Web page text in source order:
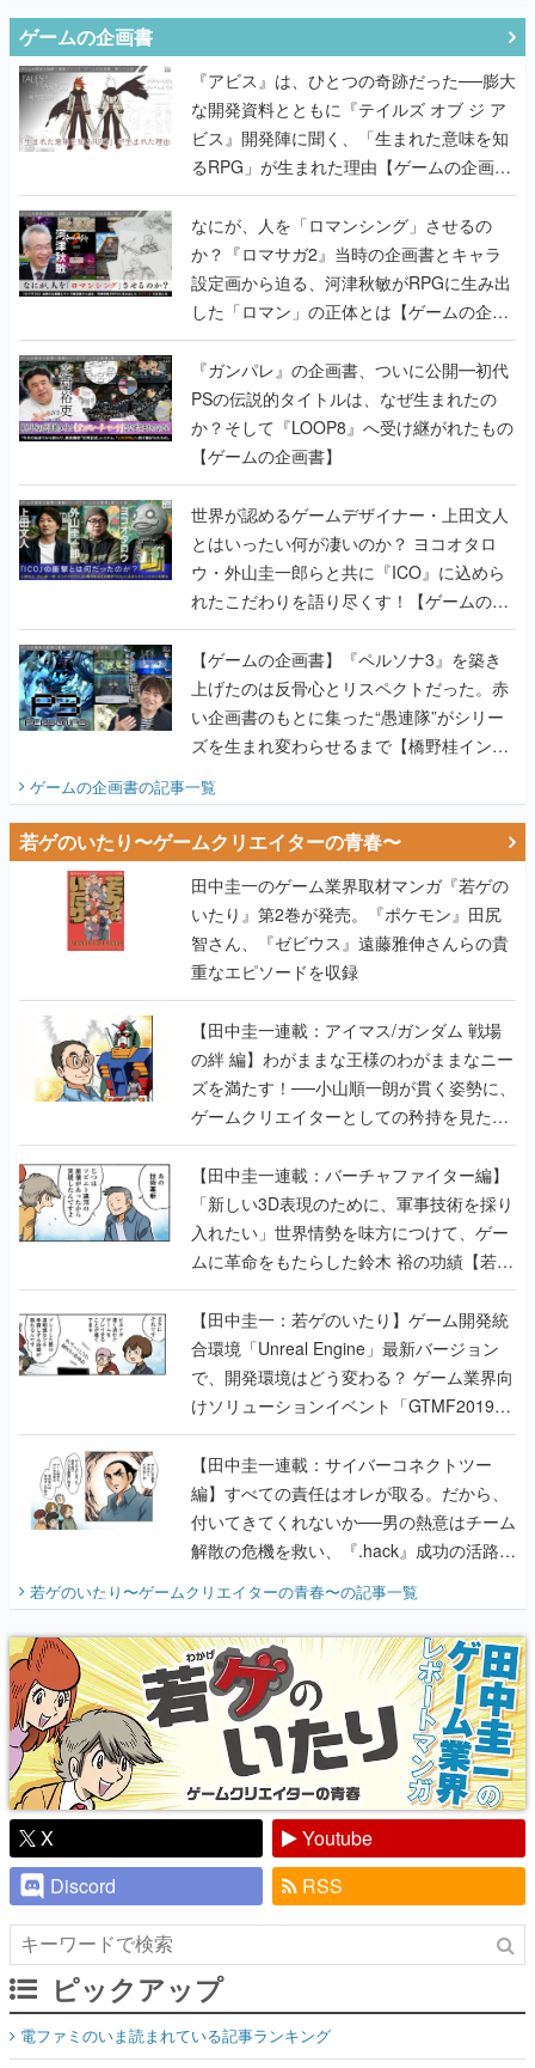
ゲームの企画書
『アビス』は、ひとつの奇跡だった──膨大
な開発資料とともに『テイルズ オブ ジ ア
ビス』開発陣に聞く、「生まれた意味を知
るRPG」が生まれた理由【ゲームの企画
書】
なにが、人を「ロマンシング」させるの
か？『ロマサガ2』当時の企画書とキャラ
設定画から迫る、河津秋敏がRPGに生み出
した「ロマン」の正体とは【ゲームの企画
書】
『ガンパレ』の企画書、ついに公開━初代
PSの伝説的タイトルは、なぜ生まれたの
か？そして『LOOP8』へ受け継がれたもの
【ゲームの企画書】
世界が認めるゲームデザイナー・上田文人
とはいったい何が凄いのか？ ヨコオタロ
ウ・外山圭一郎らと共に『ICO』に込めら
れたこだわりを語り尽くす！【ゲームの企
画書】
【ゲームの企画書】『ペルソナ3』を築き
上げたのは反骨心とリスペクトだった。赤
い企画書のもとに集った“愚連隊”がシリー
ズを生まれ変わらせるまで【橋野桂インタ
ビュー】
ゲームの企画書の記事一覧
若ゲのいたり〜ゲームクリエイターの青春〜
田中圭一のゲーム業界取材マンガ『若ゲの
いたり』第2巻が発売。『ポケモン』田尻
智さん、『ゼビウス』遠藤雅伸さんらの貴
重なエピソードを収録
【田中圭一連載：アイマス/ガンダム 戦場
の絆 編】わがままな王様のわがままなニー
ズを満たす！──小山順一朗が貫く姿勢に、
ゲームクリエイターとしての矜持を見た
【若ゲのいたり最終回】
【田中圭一連載：バーチャファイター編】
「新しい3D表現のために、軍事技術を採り
入れたい」世界情勢を味方につけて、ゲー
ムに革命をもたらした鈴木 裕の功績【若ゲ
のいたり】
【田中圭一：若ゲのいたり】ゲーム開発統
合環境「Unreal Engine」最新バージョン
で、開発環境はどう変わる？ ゲーム業界向
けソリューションイベント「GTMF2019」
に行って、より理解を深めよう【PR】
【田中圭一連載：サイバーコネクトツー
編】すべての責任はオレが取る。だから、
付いてきてくれないか──男の熱意はチーム
解散の危機を救い、『.hack』成功の活路を
開く。業界の快男児・松山 洋に流れる血は
『少年ジャンプ』色だった【若ゲのいた
り】
若ゲのいたり〜ゲームクリエイターの青春〜の記事一覧
X
Youtube
Discord
RSS
ピックアップ
電ファミのいま読まれている記事ランキング